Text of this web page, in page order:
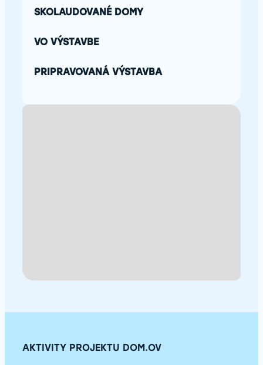
SKOLAUDOVANÉ DOMY
VO VÝSTAVBE
PRIPRAVOVANÁ VÝSTAVBA
AKTIVITY PROJEKTU DOM.OV